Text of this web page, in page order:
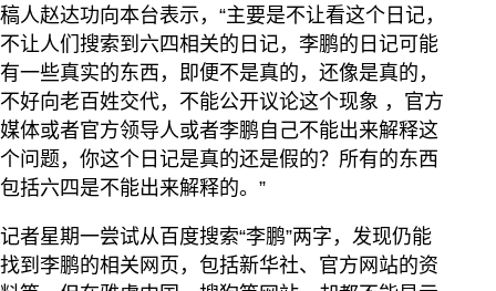
稿人赵达功向本台表示，“主要是不让看这个日记，
不让人们搜索到六四相关的日记，李鹏的日记可能
有一些真实的东西，即便不是真的，还像是真的，
不好向老百姓交代，不能公开议论这个现象 ，官方
媒体或者官方领导人或者李鹏自己不能出来解释这
个问题，你这个日记是真的还是假的？所有的东西
包括六四是不能出来解释的。”
记者星期一尝试从百度搜索“李鹏”两字，发现仍能
找到李鹏的相关网页，包括新华社、官方网站的资